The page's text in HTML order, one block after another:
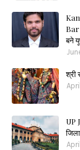
Bar
बने
श्री
UP